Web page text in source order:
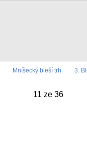
Mníšecký bleší trh 3.
11 ze 36